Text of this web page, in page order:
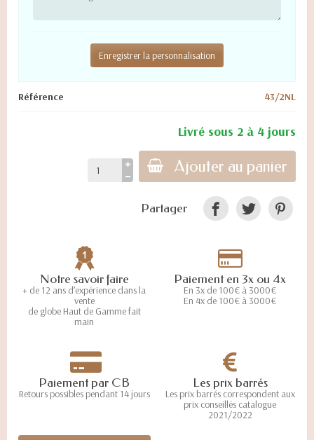
Enregistrer la personnalisation
Référence 43/2NL
Livré sous 2 à 4 jours
Ajouter au panier
Partager
Notre savoir faire
+ de 12 ans d’expérience dans la
vente
de globe Haut de Gamme fait
main
Paiement en 3x ou 4x
En 3x de 100€ à 3000€
En 4x de 100€ à 3000€
Paiement par CB
Retours possibles pendant 14 jours
Les prix barrés
Les prix barrés correspondent aux
prix conseillés catalogue
2021/2022